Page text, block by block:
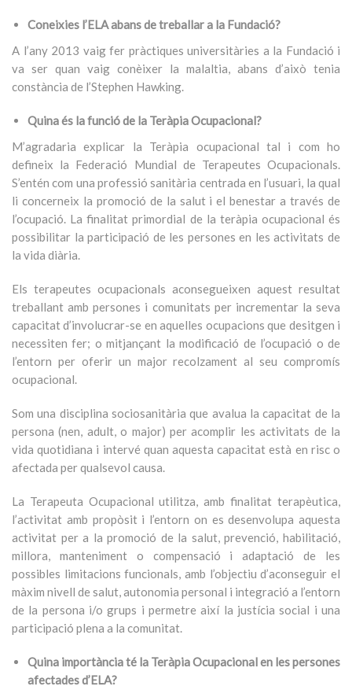
Coneixies l’ELA abans de treballar a la Fundació?
A l’any 2013 vaig fer pràctiques universitàries a la Fundació i
va ser quan vaig conèixer la malaltia, abans d’això tenia
constància de l’Stephen Hawking.
Quina és la funció de la Teràpia Ocupacional?
M’agradaria explicar la Teràpia ocupacional tal i com ho
defineix la Federació Mundial de Terapeutes Ocupacionals.
S’entén com una professió sanitària centrada en l’usuari, la qual
li concerneix la promoció de la salut i el benestar a través de
l’ocupació. La finalitat primordial de la teràpia ocupacional és
possibilitar la participació de les persones en les activitats de
la vida diària.
Els terapeutes ocupacionals aconsegueixen aquest resultat
treballant amb persones i comunitats per incrementar la seva
capacitat d’involucrar-se en aquelles ocupacions que desitgen i
necessiten fer; o mitjançant la modificació de l’ocupació o de
l’entorn per oferir un major recolzament al seu compromís
ocupacional.
Som una disciplina sociosanitària que avalua la capacitat de la
persona (nen, adult, o major) per acomplir les activitats de la
vida quotidiana i intervé quan aquesta capacitat està en risc o
afectada per qualsevol causa.
La Terapeuta Ocupacional utilitza, amb finalitat terapèutica,
l’activitat amb propòsit i l’entorn on es desenvolupa aquesta
activitat per a la promoció de la salut, prevenció, habilitació,
millora, manteniment o compensació i adaptació de les
possibles limitacions funcionals, amb l’objectiu d’aconseguir el
màxim nivell de salut, autonomia personal i integració a l’entorn
de la persona i/o grups i permetre així la justícia social i una
participació plena a la comunitat.
Quina importància té la Teràpia Ocupacional en les persones
afectades d’ELA?